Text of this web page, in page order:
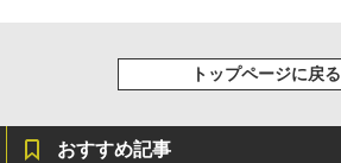
トップページに戻る
おすすめ記事